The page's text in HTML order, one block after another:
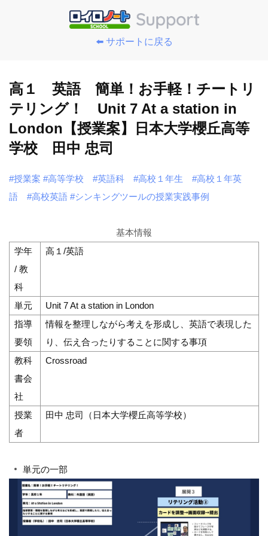
⬅️ サポートに戻る
高１ 英語 簡単！お手軽！チートリ
テリング！ Unit 7 At a station in
London【授業案】日本大学櫻丘高等
学校 田中 忠司
#授業案 #高等学校 #英語科 #高校１年生
#高校１年英
語
#高校英語 #シンキングツールの授業実践事例
基本情報
学年
/ 教
科
高１/英語
単元
Unit 7 At a station in London
指導
要領
情報を整理しながら考えを形成し、英語で表現した
り、伝え合ったりすることに関する事項
教科
書会
社
Crossroad
授業
者
田中 忠司（日本大学櫻丘高等学校）
単元の一部